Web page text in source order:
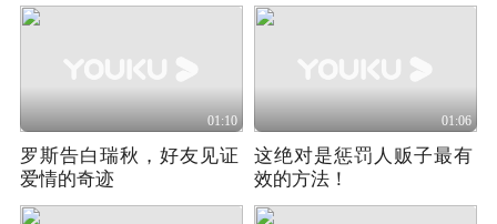
01:10
罗斯告白瑞秋，好友见证
爱情的奇迹
01:06
这绝对是惩罚人贩子最有
效的方法！